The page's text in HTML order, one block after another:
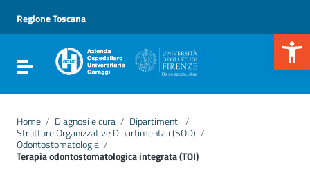
Vai al menu di navigazione
Vai al footer
Regione Toscana
Attiva / disattiva la navigazione
Home / Diagnosi e cura / Dipartimenti /
Strutture Organizzative Dipartimentali (SOD) /
Odontostomatologia /
Terapia odontostomatologica integrata (TOI)